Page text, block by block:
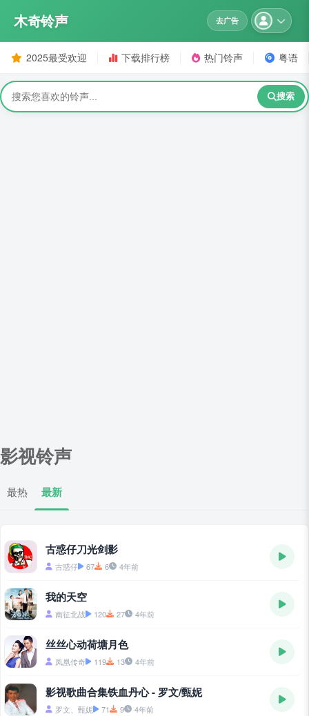
木奇铃声 去广告
2025最受欢迎 下载排行榜 热门铃声 粤语
搜索
影视铃声
最热 最新
古惑仔刀光剑影
古惑仔 67 6 4年前
我的天空
南征北战 120 27 4年前
丝丝心动荷塘月色
凤凰传奇 119 13 4年前
影视歌曲合集铁血丹心 - 罗文/甄妮
罗文、甄妮 71 9 4年前